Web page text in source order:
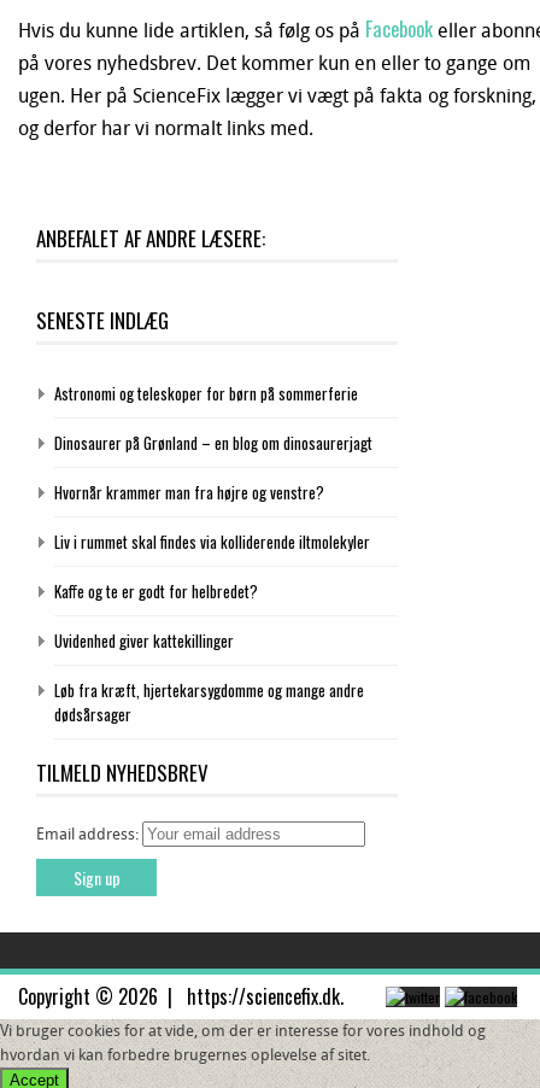
Hvis du kunne lide artiklen, så følg os på Facebook eller
på vores nyhedsbrev. Det kommer kun en eller to gange om
ugen. Her på ScienceFix lægger vi vægt på fakta og forskning,
og derfor har vi normalt links med.
ANBEFALET AF ANDRE LÆSERE:
SENESTE INDLÆG
Astronomi og teleskoper for børn på sommerferie
Dinosaurer på Grønland – en blog om dinosaurerjagt
Hvornår krammer man fra højre og venstre?
Liv i rummet skal findes via kolliderende iltmolekyler
Kaffe og te er godt for helbredet?
Uvidenhed giver kattekillinger
Løb fra kræft, hjertekarsygdomme og mange andre
dødsårsager
TILMELD NYHEDSBREV
Email address:
Copyright © 2026 | https://sciencefix.dk.
Vi bruger cookies for at vide, om der er interesse for vores indhold og
hvordan vi kan forbedre brugernes oplevelse af sitet.
Accept